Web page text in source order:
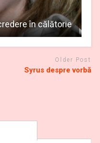
în călătorie
Older Post
Syrus despre vorbă